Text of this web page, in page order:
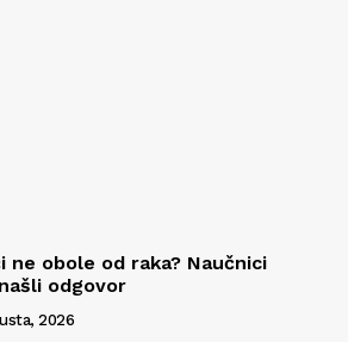
ne obole od raka? Naučnici
odgovor
2026